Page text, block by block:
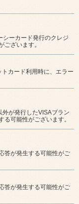
ーカード発行のクレジ
ございます。
カード利用時に、エラー
が発行したVISAブラン
る可能性がございます。
答が発生する可能性がご
答が発生する可能性がご